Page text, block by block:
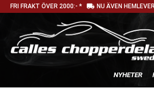
FRI FRAKT ÖVER 2000:- * local_shipping NU ÄVEN
NYHETER